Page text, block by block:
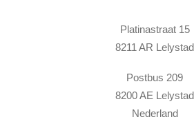
Platinastraat 15
8211 AR Lelystad
Postbus 209
8200 AE Lelystad
Nederland